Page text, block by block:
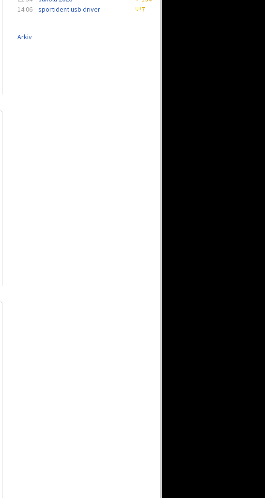
14:06
sportident usb driver 7
Arkiv